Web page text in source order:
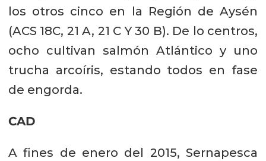
los otros cinco en la Región de Aysén
(ACS 18C, 21 A, 21 C Y 30 B). De lo centros,
ocho cultivan salmón Atlántico y uno
trucha arcoíris, estando todos en fase
de engorda.
CAD
A fines de enero del 2015, Sernapesca